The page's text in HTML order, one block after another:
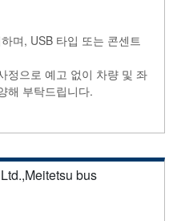
며, USB 타입 또는 콘센트
정으로 예고 없이 차량 및 좌
해 부탁드립니다.
bus